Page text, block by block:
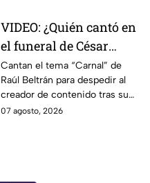
VIDEO: ¿Quién cantó en
el funeral de César
Gastélum? Así
despiden al influencer
en su funeral
Cantan el tema “Carnal” de
Raúl Beltrán para despedir al
creador de contenido tras su
fallecimiento.
07 agosto, 2026